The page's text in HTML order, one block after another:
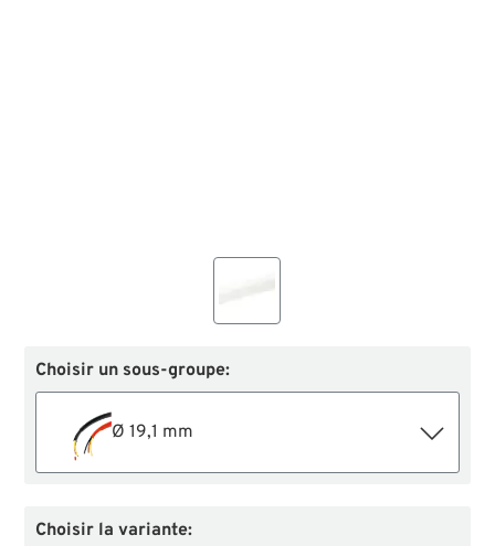
Choisir un sous-groupe:
Ø 19,1 mm
Choisir la variante: